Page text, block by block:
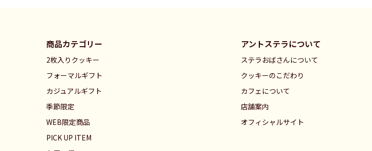
商品カテゴリー
2枚入りクッキー
フォーマルギフト
カジュアルギフト
季節限定
WEB限定商品
PICK UP ITEM
アントステラについて
ステラおばさんについて
クッキーのこだわり
カフェについて
店舗案内
オフィシャルサイト